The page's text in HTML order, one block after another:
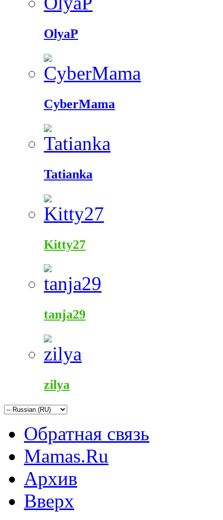
OlyaP
CyberMama
Tatianka
Kitty27
tanja29
zilya
Обратная связь
Mamas.Ru
Архив
Вверх